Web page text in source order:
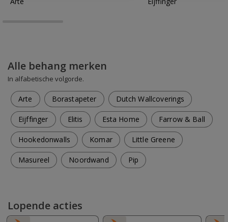
Alle behang merken
In alfabetische volgorde.
Arte Borastapeter Dutch Wallcoverings
Eijffinger Elitis Esta Home Farrow & Ball
Hookedonwalls Komar Little Greene
Masureel Noordwand Pip
Lopende acties